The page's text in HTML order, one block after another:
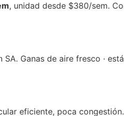
, unidad desde $380/sem.
SA. Ganas de aire fresco ·
eficiente, poca